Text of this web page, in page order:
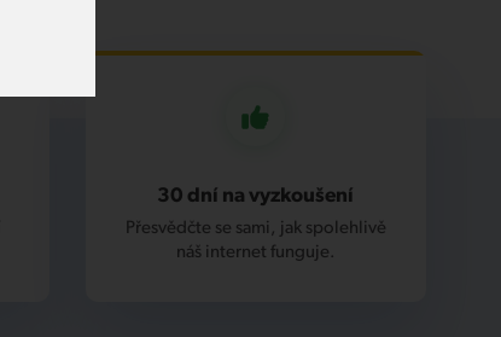
30 dní na vyzkoušení
Přesvědčte se sami, jak spolehlivě
náš internet funguje.